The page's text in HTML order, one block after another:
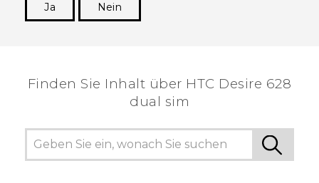
Ja
Nein
Finden Sie Inhalt über‎ HTC Desire 628
dual sim